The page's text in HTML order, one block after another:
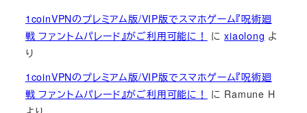
1coinVPNのプレミアム版/VIP版でスマホゲーム『呪術廻
戦 ファントムパレード』がご利用可能に！
にxiaolong よ
り
1coinVPNのプレミアム版/VIP版でスマホゲーム『呪術廻
戦 ファントムパレード』がご利用可能に！
に Ramune H